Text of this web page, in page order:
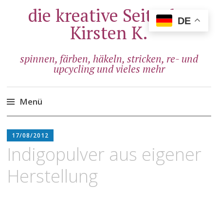
die kreative Seite der
Kirsten K.
spinnen, färben, häkeln, stricken, re- und
upcycling und vieles mehr
Menü
Inhalt
springen
17/08/2012
Indigopulver aus eigener
Herstellung
DE